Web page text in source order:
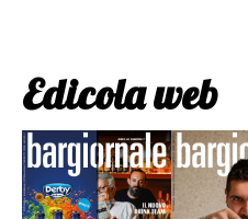
Edicola web